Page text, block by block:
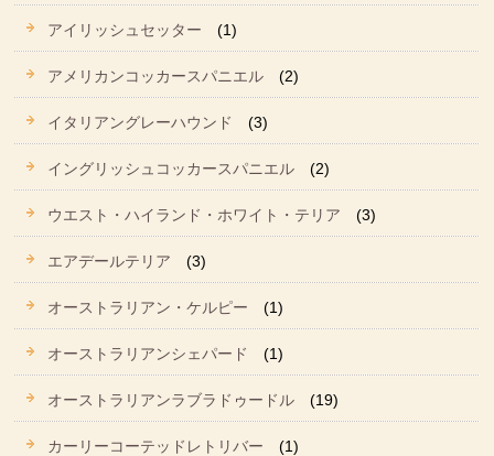
アイリッシュセッター (1)
アメリカンコッカースパニエル (2)
イタリアングレーハウンド (3)
イングリッシュコッカースパニエル (2)
ウエスト・ハイランド・ホワイト・テリア (3)
エアデールテリア (3)
オーストラリアン・ケルピー (1)
オーストラリアンシェパード (1)
オーストラリアンラブラドゥードル (19)
カーリーコーテッドレトリバー (1)